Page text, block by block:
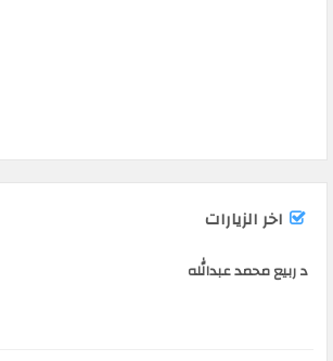
اخر الزيارات
د ربيع محمد عبدالله